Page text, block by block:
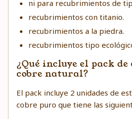
ni para recubrimientos de
recubrimientos con titanio.
recubrimientos a la piedra.
recubrimientos tipo
¿Qué incluye el pack
cobre natural?
El pack incluye 2 unidades de
cobre puro que tiene las